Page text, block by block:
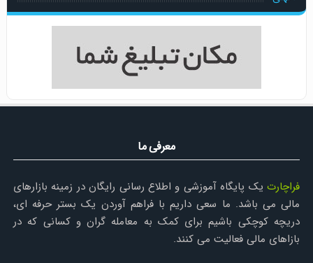
معرفی ما
فراچارتیک پایگاه آموزشی و اطلاع رسانی رایگان در زمینه بازارهای
مالی می باشد. ما سعی داریم با فراهم آوردن یک بستر حرفه ای،
دریچه کوچکی باشیم برای کمک به معامله گران و کسانی که در
بازاهای مالی فعالیت می کنند.